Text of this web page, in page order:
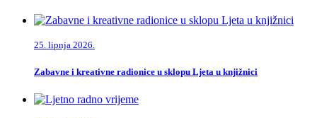
25. lipnja 2026.
Zabavne i kreativne radionice u sklopu Ljeta u knjižnici